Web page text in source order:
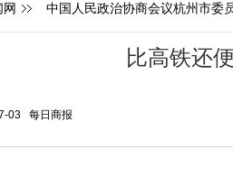
网 中国人民政治协商会议杭州市委
比高铁还
03 每日商报